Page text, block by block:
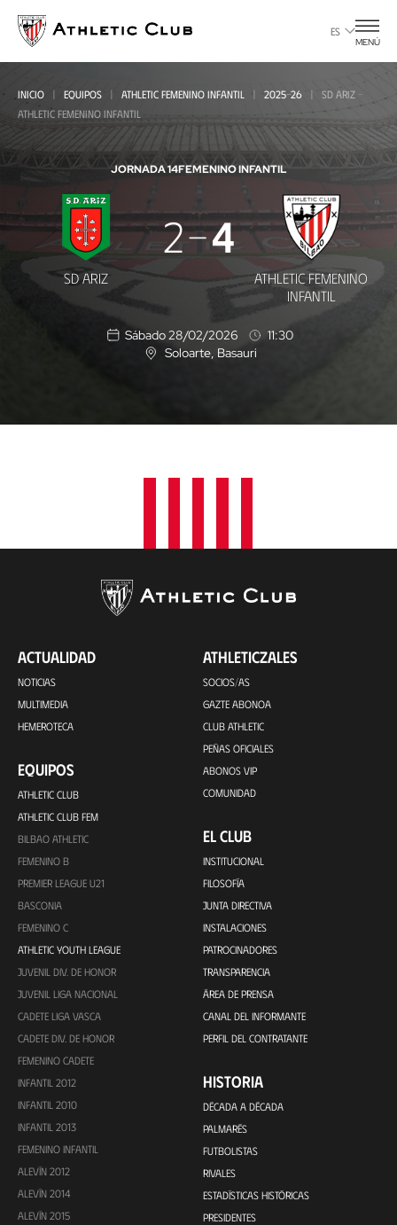
contenido
principal
ES
MENÚ
INICIO EQUIPOS ATHLETIC FEMENINO INFANTIL 2025-26
SD ARIZ -
ATHLETIC FEMENINO INFANTIL
JORNADA 14FEMENINO INFANTIL
SD
Ariz
-
Athletic
Femenino
SD ARIZ
2 4
ATHLETIC FEMENINO
INFANTIL
Sábado 28/02/2026
11:30
U
n
Soloarte, Basauri
ACTUALIDAD
NOTICIAS
MULTIMEDIA
HEMEROTECA
EQUIPOS
ATHLETIC CLUB
ATHLETIC CLUB FEM
BILBAO ATHLETIC
FEMENINO B
PREMIER LEAGUE U21
BASCONIA
FEMENINO C
ATHLETIC YOUTH LEAGUE
JUVENIL DIV. DE HONOR
JUVENIL LIGA NACIONAL
CADETE LIGA VASCA
CADETE DIV. DE HONOR
FEMENINO CADETE
INFANTIL 2012
INFANTIL 2010
INFANTIL 2013
FEMENINO INFANTIL
ALEVÍN 2012
ALEVÍN 2014
ALEVÍN 2015
ATHLETICZALES
SOCIOS/AS
GAZTE ABONOA
CLUB ATHLETIC
PEÑAS OFICIALES
ABONOS VIP
COMUNIDAD
EL CLUB
INSTITUCIONAL
FILOSOFÍA
JUNTA DIRECTIVA
INSTALACIONES
PATROCINADORES
TRANSPARENCIA
ÁREA DE PRENSA
CANAL DEL INFORMANTE
PERFIL DEL CONTRATANTE
HISTORIA
DÉCADA A DÉCADA
PALMARÉS
FUTBOLISTAS
RIVALES
ESTADÍSTICAS HISTÓRICAS
PRESIDENTES